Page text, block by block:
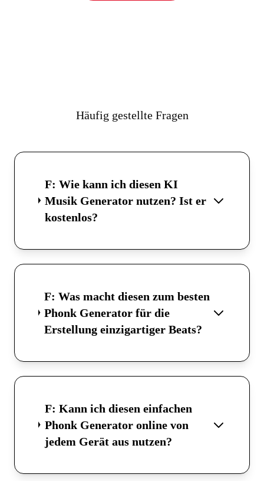
Häufig gestellte Fragen
F: Wie kann ich diesen KI
Musik Generator nutzen? Ist er
kostenlos?
F: Was macht diesen zum besten
Phonk Generator für die
Erstellung einzigartiger Beats?
F: Kann ich diesen einfachen
Phonk Generator online von
jedem Gerät aus nutzen?